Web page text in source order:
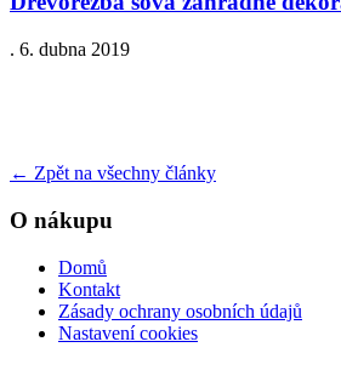
. 6. dubna 2019
← Zpět na všechny články
O nákupu
Domů
Kontakt
Zásady ochrany osobních údajů
Nastavení cookies